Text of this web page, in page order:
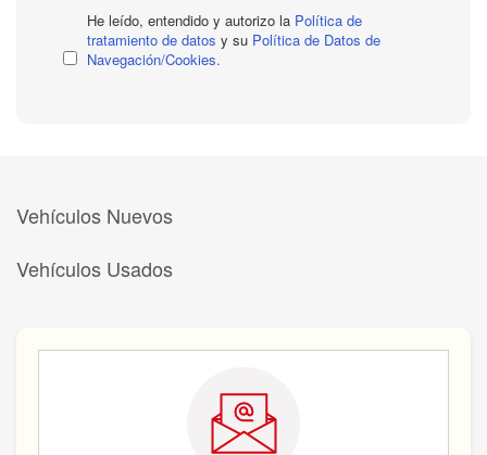
He leído, entendido y autorizo la Política de
tratamiento de datos y su Política de Datos de
Navegación/Cookies.
Vehículos Nuevos
Vehículos Usados